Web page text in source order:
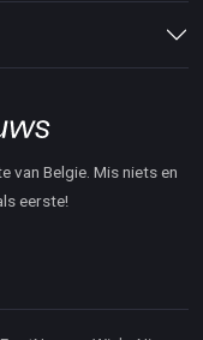
van Belgie. Mis niets en
eerste!